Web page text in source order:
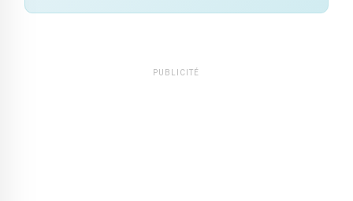
PUBLICITÉ